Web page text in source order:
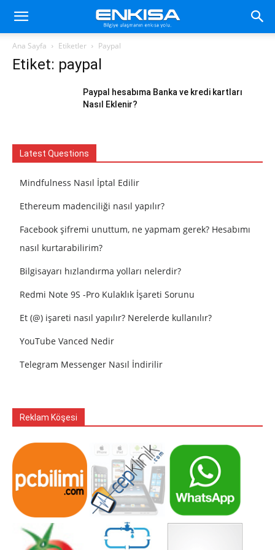
Ana Sayfa Etiketler Paypal
Etiket: paypal
Paypal hesabıma Banka ve kredi kartları
Nasıl Eklenir?
Latest Questions
Mindfulness Nasıl İptal Edilir
Ethereum madenciliği nasıl yapılır?
Facebook şifremi unuttum, ne yapmam gerek? Hesabımı
nasıl kurtarabilirim?
Bilgisayarı hızlandırma yolları nelerdir?
Redmi Note 9S -Pro Kulaklık İşareti Sorunu
Et (@) işareti nasıl yapılır? Nerelerde kullanılır?
YouTube Vanced Nedir
Telegram Messenger Nasıl İndirilir
Reklam Köşesi